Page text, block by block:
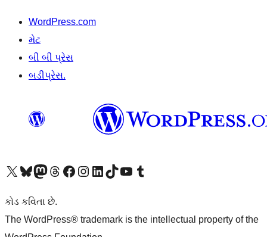
WordPress.com
મેટ
બી બી પ્રેસ
બડીપ્રેસ.
અમારા X (અગાઉ ટ્વિટર) એકાઉન્ટની મુલાકાત લોઅમારા Bluesky એકાઉન્ટની મુલાકાત લોઅમારા માસ્ટોડોન એકાઉન્ટની મુલાકાત લોઅમારા Threads એકાઉન્ટની મુલાકાત લો અમારા ફેસબુક પેજની મુલાકાત લોઅમારા ઇન્સ્ટાગ્રામ એકાઉન્ટની મુલાકાત લો અમારા LinkedIn એકાઉન્ટની મુલાકાત લોઅમારા TikTok એકાઉન્ટની મુલાકાત લોઅમારી YouTube ચેનલની મુલાકાત લો અમારા Tumblr એકાઉન્ટની મુલાકાત લો
કોડ કવિતા છે.
The WordPress® trademark is the intellectual property of the